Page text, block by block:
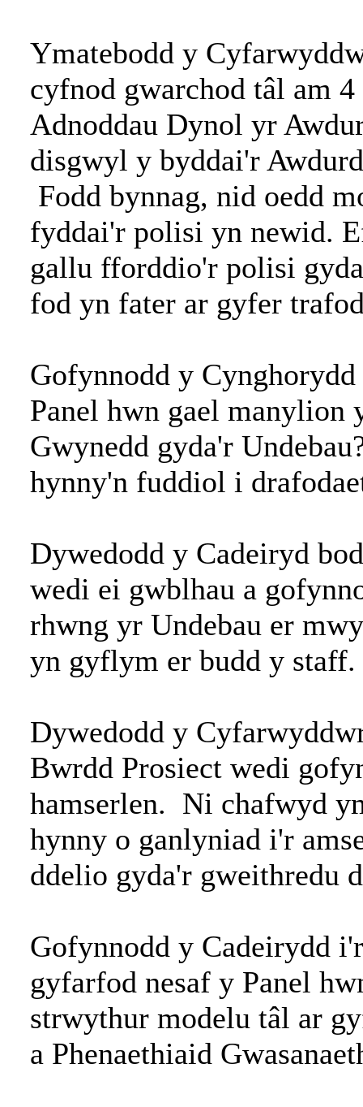
Ymatebodd y
cyfnod gwarchod tâl am
Adnoddau Dynol yr
disgwyl y byddai'r
Fodd bynnag, nid oedd
fyddai'r polisi yn newid.
gallu fforddio'r polisi
fod yn fater ar gyfer
Gofynnodd y
Panel hwn gael manylion
Gwynedd gyda'r
hynny'n fuddiol i
Dywedodd y Cadeiryd
wedi ei gwblhau a
rhwng yr Undebau er
yn gyflym er budd y staff.
Dywedodd y
Bwrdd Prosiect wedi
hamserlen. Ni chafwyd
hynny o ganlyniad i'r
ddelio gyda'r gweithredu
Gofynnodd y Cadeirydd
gyfarfod nesaf y Panel
strwythur modelu tâl ar
a Phenaethiaid